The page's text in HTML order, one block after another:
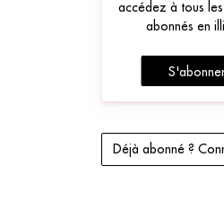
accédez à tous
abonnés en
Déjà abonné ?